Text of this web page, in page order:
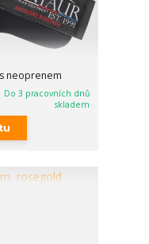
s neoprenem
Do 3 pracovních dnů
skladem